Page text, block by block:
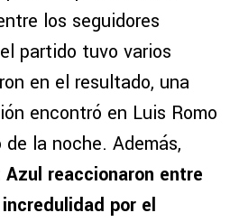
en Luis Romo
provocó una
los seguidores
partido tuvo varios
en el resultado, una
encontró en Luis Romo